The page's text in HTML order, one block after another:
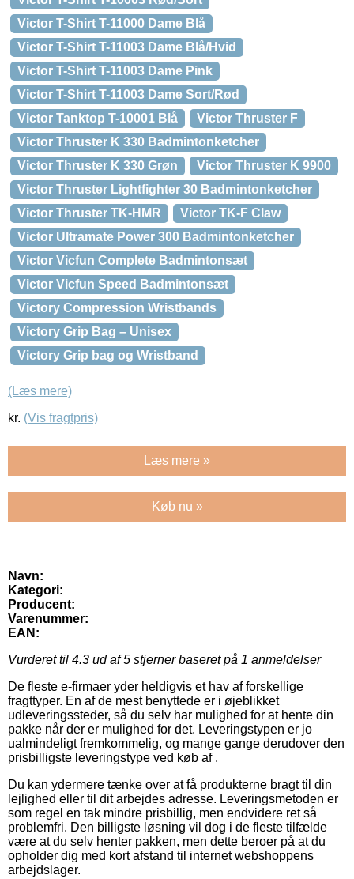
Victor T-Shirt T-11000 Dame Blå
Victor T-Shirt T-11003 Dame Blå/Hvid
Victor T-Shirt T-11003 Dame Pink
Victor T-Shirt T-11003 Dame Sort/Rød
Victor Tanktop T-10001 Blå
Victor Thruster F
Victor Thruster K 330 Badmintonketcher
Victor Thruster K 330 Grøn
Victor Thruster K 9900
Victor Thruster Lightfighter 30 Badmintonketcher
Victor Thruster TK-HMR
Victor TK-F Claw
Victor Ultramate Power 300 Badmintonketcher
Victor Vicfun Complete Badmintonsæt
Victor Vicfun Speed Badmintonsæt
Victory Compression Wristbands
Victory Grip Bag – Unisex
Victory Grip bag og Wristband
(Læs mere)
kr. (Vis fragtpris)
Læs mere »
Køb nu »
Navn:
Kategori:
Producent:
Varenummer:
EAN:
Vurderet til 4.3 ud af 5 stjerner baseret på 1 anmeldelser
De fleste e-firmaer yder heldigvis et hav af forskellige
fragttyper. En af de mest benyttede er i øjeblikket
udleveringssteder, så du selv har mulighed for at hente din
pakke når der er mulighed for det. Leveringstypen er jo
ualmindeligt fremkommelig, og mange gange derudover den
prisbilligste leveringstype ved køb af .
Du kan ydermere tænke over at få produkterne bragt til din
lejlighed eller til dit arbejdes adresse. Leveringsmetoden er
som regel en tak mindre prisbillig, men endvidere ret så
problemfri. Den billigste løsning vil dog i de fleste tilfælde
være at du selv henter pakken, men dette beroer på at du
opholder dig med kort afstand til internet webshoppens
arbejdslager.